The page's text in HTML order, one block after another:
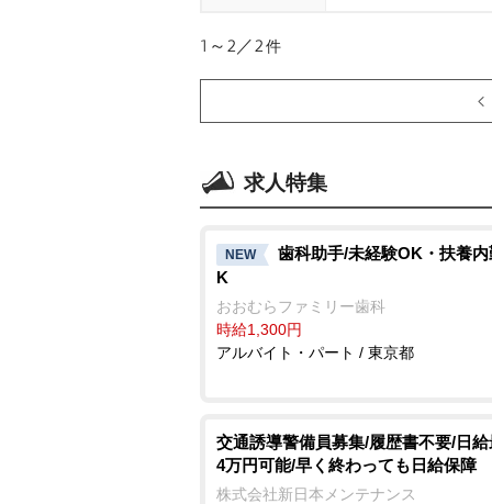
1～2／2件
求人特集
NEW
歯科助手/未経験OK・扶養
K
おおむらファミリー歯科
時給1,300円
アルバイト・パート / 東京都
交通誘導警備員募集/履歴書不要/日
4万円可能/早く終わっても日給保障
株式会社新日本メンテナンス